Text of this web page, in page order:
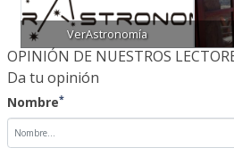
VerAstronomía
OPINIÓN DE NUESTROS
Da tu opinión